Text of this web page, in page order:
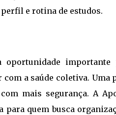
e rotina de estudos.
oportunidade
a saúde coletiva. Uma
mais segurança. A
quem busca